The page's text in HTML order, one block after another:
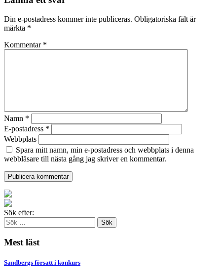
Din e-postadress kommer inte publiceras. Obligatoriska fält är
märkta *
Kommentar *
Namn *
E-postadress *
Webbplats
Spara mitt namn, min e-postadress och webbplats i denna
webbläsare till nästa gång jag skriver en kommentar.
Sök efter:
Mest läst
Sandbergs försatt i konkurs